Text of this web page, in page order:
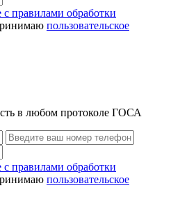
с правилами обработки
пользовательское
в любом протоколе ГОСА
с правилами обработки
пользовательское